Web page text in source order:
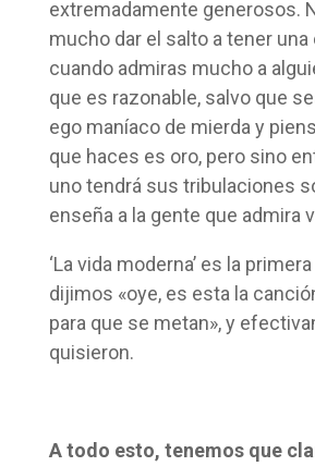
extremadamente generosos.
mucho dar el salto a tener una
cuando admiras mucho a
que es razonable, salvo que
ego maníaco de mierda y
que haces es oro, pero sino
uno tendrá sus tribulaciones
enseña a la gente que admira
‘La vida moderna’ es la
dijimos «oye, es esta la
para que se metan», y
quisieron.
A todo esto, tenemos que